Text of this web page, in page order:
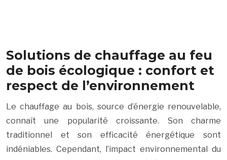
Solutions de chauffage au feu
de bois écologique : confort et
respect de l’environnement
Le chauffage au bois, source d’énergie renouvelable,
connaît une popularité croissante. Son charme
traditionnel et son efficacité énergétique sont
indéniables. Cependant, l’impact environnemental du